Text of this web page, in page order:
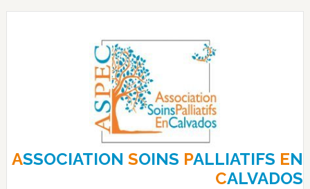
Passer
Passer
Passer
ASSOCIATIONSOINS PALLIATIFS EN
CALVADOS